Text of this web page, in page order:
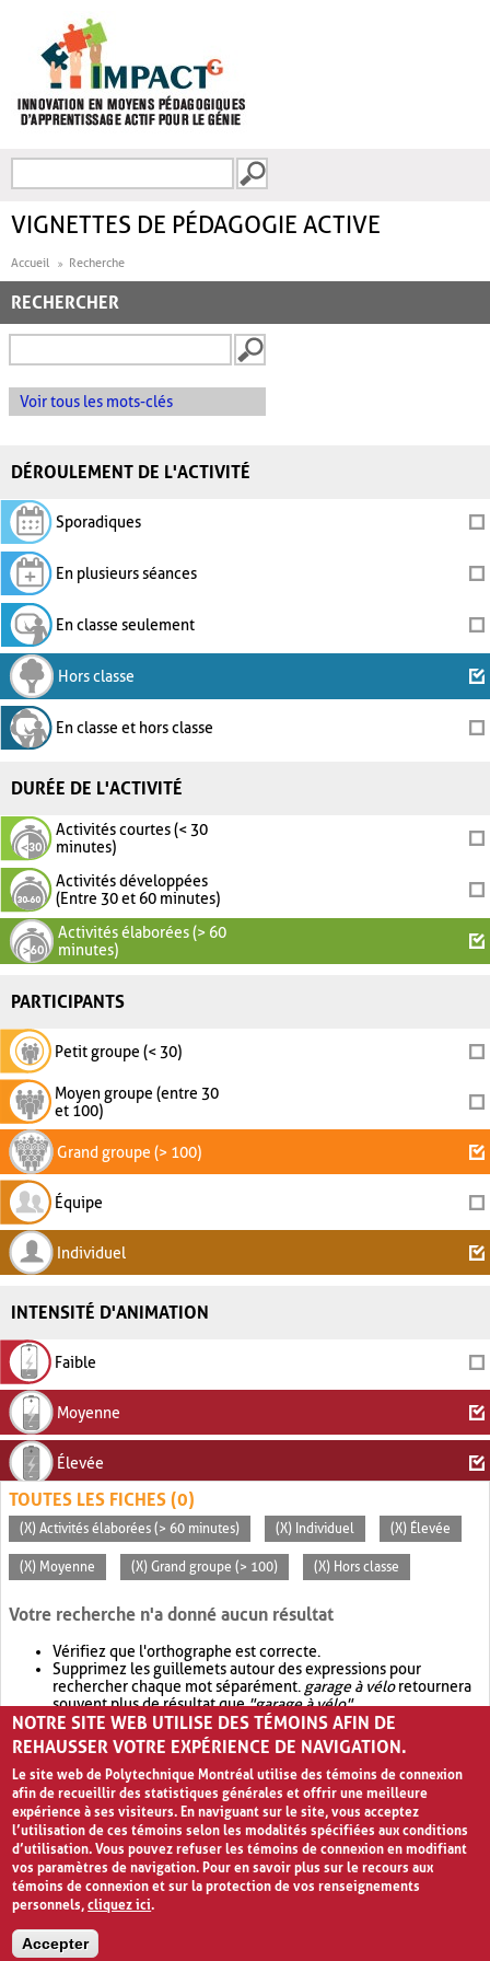
FORMULAIRE DE
VIGNETTES DE PÉDAGOGIE ACTIVE
Accueil Recherche
RECHERCHER
Voir tous les mots-clés
DÉROULEMENT DE L'ACTIVITÉ
Sporadiques
En plusieurs séances
En classe seulement
Hors classe
En classe et hors classe
DURÉE DE L'ACTIVITÉ
Activités courtes (< 30
minutes)
Activités développées
(Entre 30 et 60 minutes)
Activités élaborées (> 60
minutes)
PARTICIPANTS
Petit groupe (< 30)
Moyen groupe (entre 30
et 100)
Grand groupe (> 100)
Équipe
Individuel
INTENSITÉ D'ANIMATION
Faible
Moyenne
Élevée
TOUTES LES FICHES (0)
(X) Activités élaborées (> 60 minutes) (X) Individuel (X) Élevée
(X) Moyenne (X) Grand groupe (> 100) (X) Hors classe
Votre recherche n'a donné aucun résultat
Vérifiez que l'orthographe est correcte.
Supprimez les guillemets autour des expressions pour
rechercher chaque mot séparément. garage à véloretournera
souvent plus de résultat que"garage à vélo".
Envisagez d'élargir votre recherche avec OR.garage OR vélo
retournera souvent plus de résultat quegarage à vélo
NOTRE SITE WEB UTILISE DES TÉMOINS AFIN DE
REHAUSSER VOTRE EXPÉRIENCE DE NAVIGATION.
Le site web de Polytechnique Montréal utilise des témoins de connexion
afin de recueillir des statistiques générales et offrir une meilleure
expérience à ses visiteurs. En naviguant sur le site, vous acceptez
l’utilisation de ces témoins selon les modalités spécifiées aux conditions
d’utilisation. Vous pouvez refuser les témoins de connexion en modifiant
vos paramètres de navigation. Pour en savoir plus sur le recours aux
témoins de connexion et sur la protection de vos renseignements
personnels,cliquez ici.
Accepter